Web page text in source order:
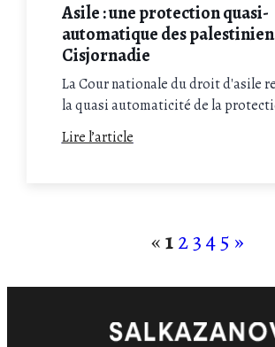
Asile : une protection quasi-
automatique des
Cisjornadie
La Cour nationale du droit d'asile
la quasi automaticité de la
internationale pour les palestiniens
Cisjordanie aux vues des
Lire l’article
«12345 »